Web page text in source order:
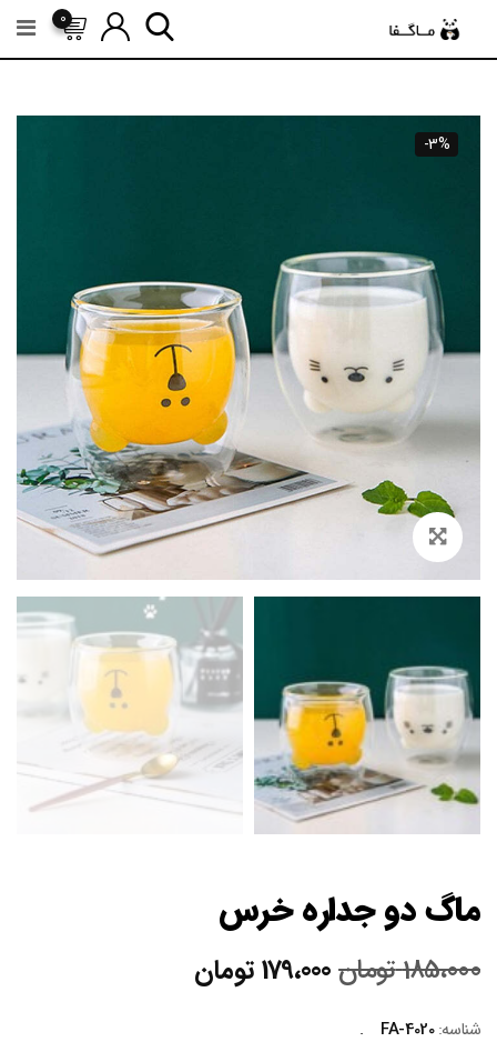
0
-3%
Zoom
ماگ دو جداره خرس
185،000تومانقیمت
179،000 تومان
شناسه:FA-4020